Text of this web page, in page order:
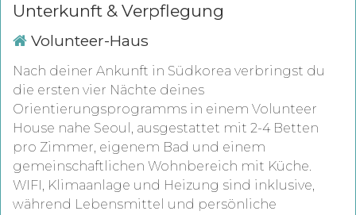
Unterkunft & Verpflegung
Volunteer-Haus
Nach deiner Ankunft in Südkorea verbringst du
die ersten vier Nächte deines
Orientierungsprogramms in einem Volunteer
House nahe Seoul, ausgestattet mit 2-4 Betten
pro Zimmer, eigenem Bad und einem
gemeinschaftlichen Wohnbereich mit Küche.
WIFI, Klimaanlage und Heizung sind inklusive,
während Lebensmittel und persönliche